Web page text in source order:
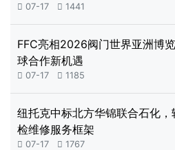
 07-17  1441
FFC亮相2026阀门世界亚洲博
球合作新机遇
 07-17  1185
纽托克中标北方华锦联合石化
检维修服务框架
 07-17  1767